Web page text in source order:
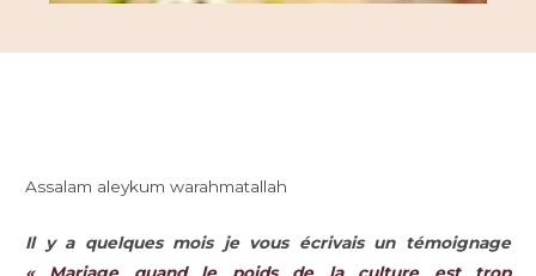
Assalam aleykum warahmatallah
Il y a quelques mois je vous écrivais un témoignage